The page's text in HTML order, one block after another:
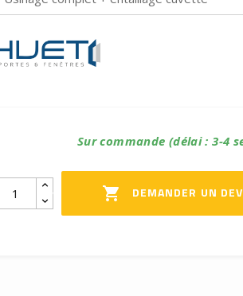
Sur commande (délai : 3-4
 DEMANDER UN